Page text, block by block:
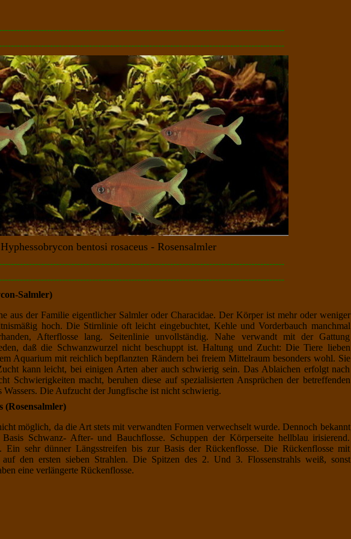
Hyphessobrycon bentosi rosaceus - Rosensalmler
Salmler)
aus der Familie eigentlicher Salmler oder Characidae. Der Körper ist mehr oder weniger
hoch. Die Stirnlinie oft leicht eingebuchtet, Kehle und Vorderbauch manchmal
Afterflosse lang. Seitenlinie unvollständig. Nahe verwandt mit der Gattung
daß die Schwanzwurzel nicht beschuppt ist. Haltung und Zucht: Die Tiere lieben
Aquarium mit reichlich bepflanzten Rändern bei freiem Mittelraum besonders wohl. Sie
kann leicht, bei einigen Arten aber auch schwierig sein. Das Ablaichen erfolgt nach
Schwierigkeiten macht, beruhen diese auf spezialisierten Ansprüchen der betreffenden
Wassers. Die Aufzucht der Jungfische ist nicht schwierig.
(Rosensalmler)
möglich, da die Art stets mit verwandten Formen verwechselt wurde. Dennoch bekannt
Schwanz- After- und Bauchflosse. Schuppen der Körperseite hellblau irisierend.
Ein sehr dünner Längsstreifen bis zur Basis der Rückenflosse. Die Rückenflosse mit
auf den ersten sieben Strahlen. Die Spitzen des 2. Und 3. Flossenstrahls weiß, sonst
eine verlängerte Rückenflosse.